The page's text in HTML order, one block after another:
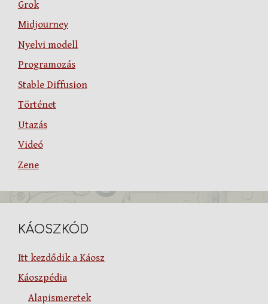
Grok
Midjourney
Nyelvi modell
Programozás
Stable Diffusion
Történet
Utazás
Videó
Zene
KÁOSZKÓD
Itt kezdődik a Káosz
Káoszpédia
Alapismeretek